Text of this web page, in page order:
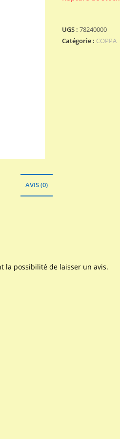
UGS : 78240000
Catégorie : COPPA
AVIS (0)
la possibilité de laisser un avis.